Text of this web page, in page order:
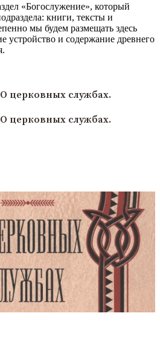
«Богослужение», который
книги, тексты и
мы будем размещать здесь
устройство и содержание древнего
церковных службах.
церковных службах.